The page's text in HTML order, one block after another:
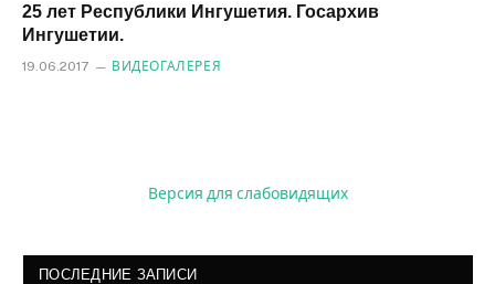
25 лет Республики Ингушетия. Госархив
Ингушетии.
19.06.2017 ВИДЕОГАЛЕРЕЯ
Версия для слабовидящих
ПОСЛЕДНИЕ ЗАПИСИ